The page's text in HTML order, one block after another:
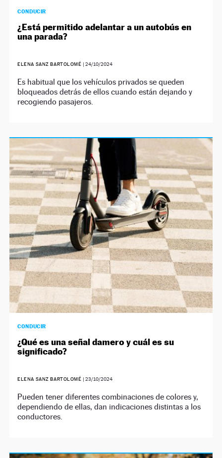
CONDUCIR
¿Está permitido adelantar a un autobús en
una parada?
ELENA SANZ BARTOLOMÉ | 24/10/2024
Es habitual que los vehículos privados se queden
bloqueados detrás de ellos cuando están dejando y
recogiendo pasajeros.
CONDUCIR
¿Qué es una señal damero y cuál es su
significado?
ELENA SANZ BARTOLOMÉ | 23/10/2024
Pueden tener diferentes combinaciones de colores y,
dependiendo de ellas, dan indicaciones distintas a los
conductores.